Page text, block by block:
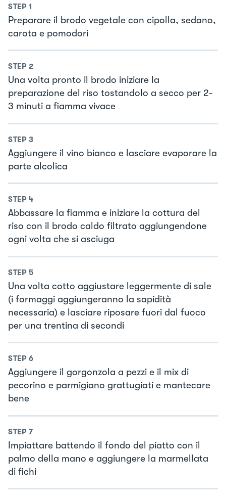
STEP 1
Preparare il brodo vegetale con cipolla, sedano,
carota e pomodori
STEP 2
Una volta pronto il brodo iniziare la
preparazione del riso tostandolo a secco per 2-
3 minuti a fiamma vivace
STEP 3
Aggiungere il vino bianco e lasciare evaporare la
parte alcolica
STEP 4
Abbassare la fiamma e iniziare la cottura del
riso con il brodo caldo filtrato aggiungendone
ogni volta che si asciuga
STEP 5
Una volta cotto aggiustare leggermente di sale
(i formaggi aggiungeranno la sapidità
necessaria) e lasciare riposare fuori dal fuoco
per una trentina di secondi
STEP 6
Aggiungere il gorgonzola a pezzi e il mix di
pecorino e parmigiano grattugiati e mantecare
bene
STEP 7
Impiattare battendo il fondo del piatto con il
palmo della mano e aggiungere la marmellata
di fichi